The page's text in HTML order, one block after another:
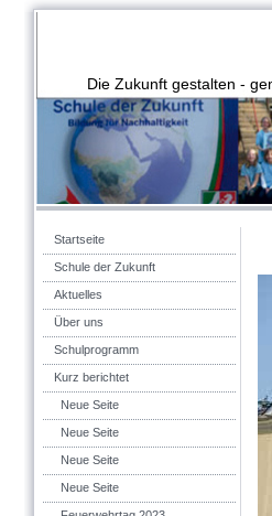
Die Zukunft gestalten -
Startseite
Schule der Zukunft
Aktuelles
Über uns
Schulprogramm
Kurz berichtet
Neue Seite
Neue Seite
Neue Seite
Neue Seite